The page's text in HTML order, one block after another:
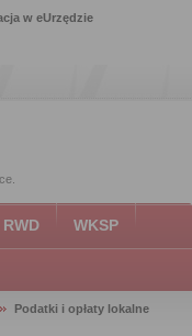
w eUrzędzie
RWD WKSP
Podatki i opłaty lokalne